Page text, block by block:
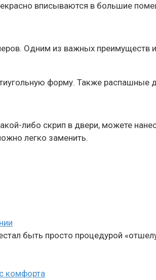
вписываются в большие
Одним из важных преимуществ
форму. Также распашные
либо скрип в двери, можете
легко заменить.
быть просто процедурой
комфорта